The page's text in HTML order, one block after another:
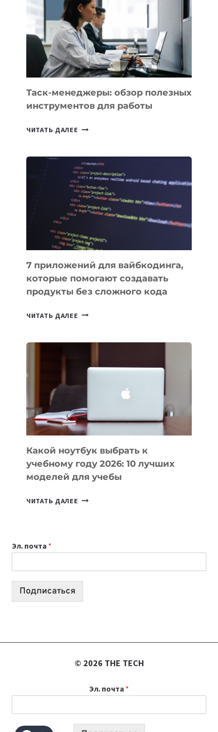
ПРЕДМЕТЫ
ПО
ИСКУССТВЕННОМУ
ИНТЕЛЛЕКТУ
Таск-менеджеры: обзор полезных
инструментов для работы
ЧИТАТЬ ДАЛЕЕ ТАСК-
ПОЛЕЗНЫХ
ИНСТРУМЕНТОВ
ДЛЯ
РАБОТЫ
7 приложений для вайбкодинга,
которые помогают создавать
продукты без сложного кода
ЧИТАТЬ ДАЛЕЕ
ПОМОГАЮТ
СОЗДАВАТЬ
БЕЗ
СЛОЖНОГО
КОДА
Какой ноутбук выбрать к
учебному году 2026: 10 лучших
моделей для учебы
ЧИТАТЬ ДАЛЕЕ КАКОЙ
2026:
10
Эл. почта *
Подписаться
© 2026 THE TECH
Эл. почта *